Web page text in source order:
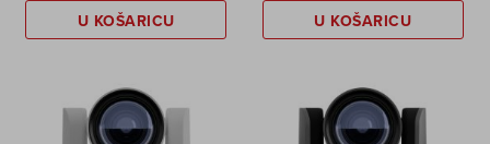
U KOŠARICU U KOŠARICU